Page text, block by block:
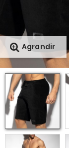
Agrandir